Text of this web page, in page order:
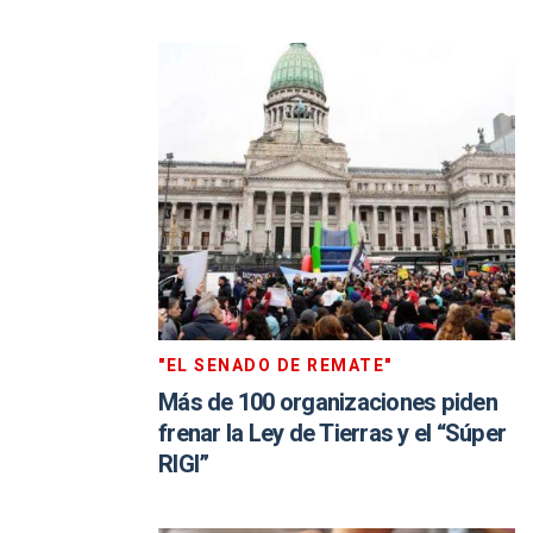
"EL SENADO DE REMATE"
Más de 100 organizaciones piden
frenar la Ley de Tierras y el “Súper
RIGI”